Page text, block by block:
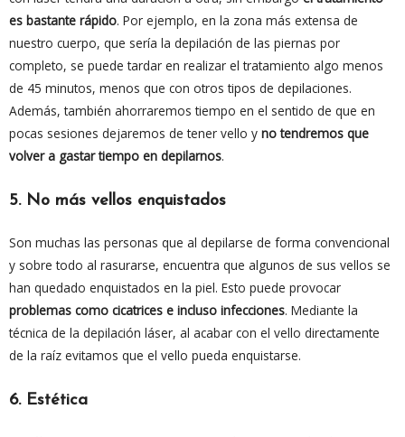
es bastante rápido. Por ejemplo, en la zona más extensa de
nuestro cuerpo, que sería la depilación de las piernas por
completo, se puede tardar en realizar el tratamiento algo menos
de 45 minutos, menos que con otros tipos de depilaciones.
Además, también ahorraremos tiempo en el sentido de que en
pocas sesiones dejaremos de tener vello y no tendremos que
volver a gastar tiempo en depilarnos.
5. No más vellos enquistados
Son muchas las personas que al depilarse de forma convencional
y sobre todo al rasurarse, encuentra que algunos de sus vellos se
han quedado enquistados en la piel. Esto puede provocar
problemas como cicatrices e incluso infecciones. Mediante la
técnica de la depilación láser, al acabar con el vello directamente
de la raíz evitamos que el vello pueda enquistarse.
6. Estética